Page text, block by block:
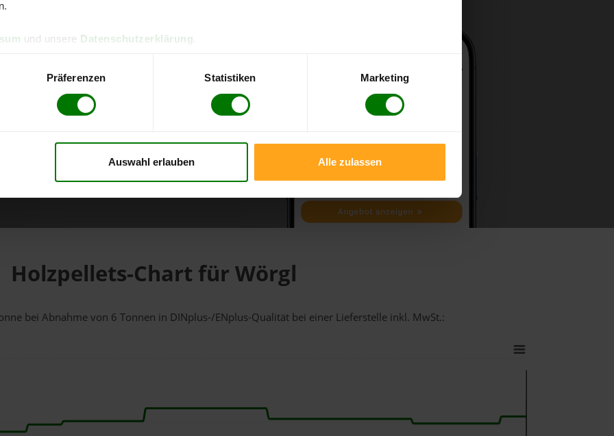
und unsere Datenschutzerklärung
Präferenzen Statistiken Marketing
Auswahl erlauben Alle zulassen
Holzpellets-Chart für Wörgl
bei Abnahmevon 6 Tonnen in DINplus-/ENplus-Qualität bei einer Lieferstelle inkl. MwSt.: